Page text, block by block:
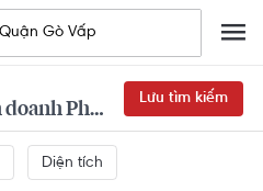
Cho thuê mặt bằng kinh doanh Phường 10, Quận Gò Vấp
Lưu tìm kiếm
Diện tích